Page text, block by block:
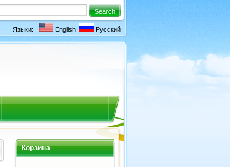
Языки: English Русский
Корзина